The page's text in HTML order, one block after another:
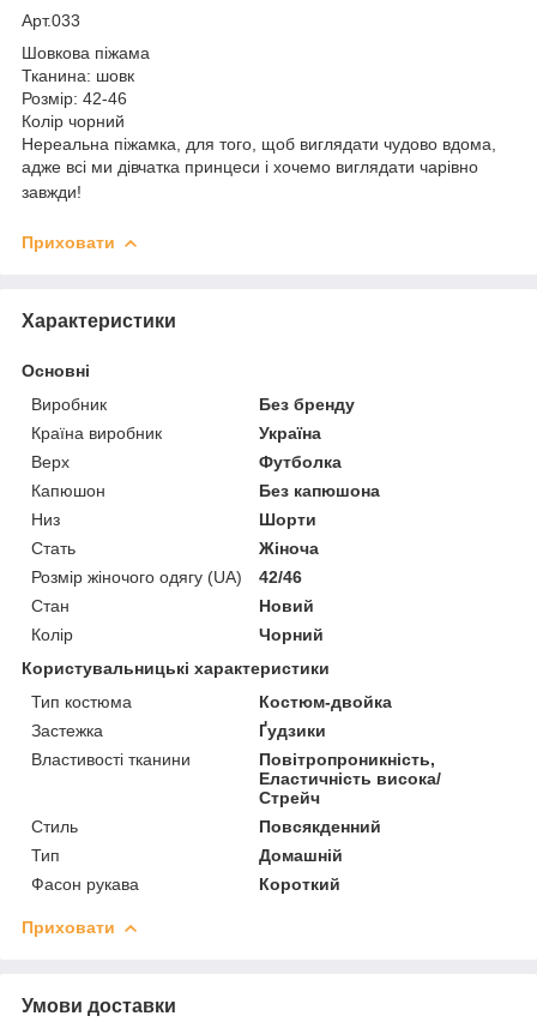
Арт.033
Шовкова піжама
Тканина: шовк
Розмір: 42-46
Колір чорний
Нереальна піжамка, для того, щоб виглядати чудово вдома,
адже всі ми дівчатка принцеси і хочемо виглядати чарівно
завжди!
Приховати
Характеристики
Основні
Виробник
Без бренду
Країна виробник
Україна
Верх
Футболка
Капюшон
Без капюшона
Низ
Шорти
Стать
Жіноча
Розмір жіночого одягу (UA)
42/46
Стан
Новий
Колір
Чорний
Користувальницькі характеристики
Тип костюма
Костюм-двойка
Застежка
Ґудзики
Властивості тканини
Повітропроникність,
Еластичність висока/
Стрейч
Стиль
Повсякденний
Тип
Домашній
Фасон рукава
Короткий
Приховати
Умови доставки